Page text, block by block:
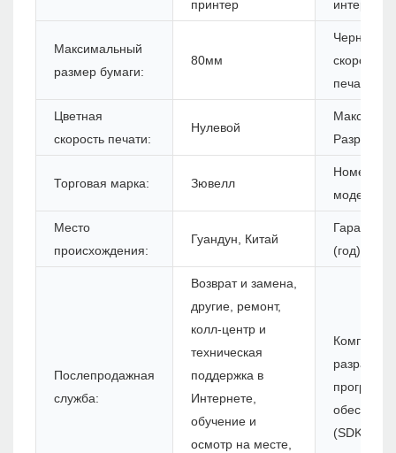
принтер
Максимальный
размер бумаги:
80мм
Черная
скорость
печати:
Цветная
скорость печати:
Нулевой
Максимум
Торговая марка: Зювелл
Номер
модели:
Место
происхождения:
Гуандун, Китай
Гарантия
(год):
Послепродажная
служба:
Возврат и замена,
другие, ремонт,
колл-центр и
техническая
поддержка в
Интернете,
обучение и
осмотр на месте,
Комплект
(SDK):